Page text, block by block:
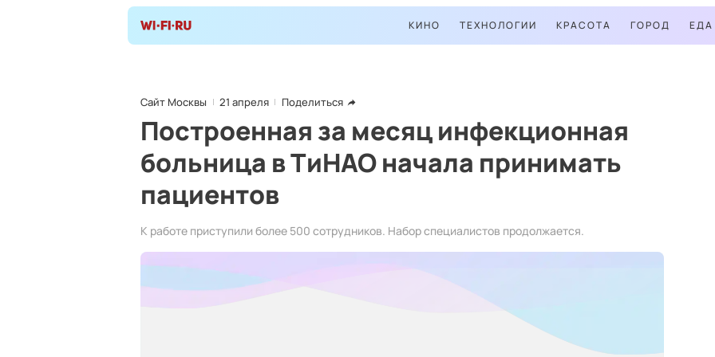
КИНО ТЕХНОЛОГИИ КРАСОТА ГОРОД ЕДА
Сайт Москвы 21 апреля Поделиться
Построенная за месяц инфекционная
больница в ТиНАО начала принимать
пациентов
К работе приступили более 500 сотрудников. Набор специалистов продолжается.